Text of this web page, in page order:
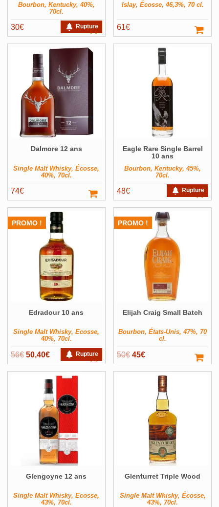
Rupture
Bourbon, Kentucky, 40%,
70cl.
30€
Islay, Écosse, 46,3%, 70 cl.
61€
Dalmore 12 ans
Single Malt Whisky, Écosse,
40%, 70cl.
74€ Rupture
Eagle Rare Single Barrel
10 ans
Bourbon, Kentucky, 45%,
70cl.
48€
PROMO !
Rupture
Edradour 10 ans
Single Malt Whisky, Ecosse,
40%, 70cl.
56€ Le
prix
50,40€Le
prix
actuel
est :
50,40€.
PROMO !
Elijah Craig Small Batch
Bourbon, États-Unis, 47%, 70
cl.
50€ Le
prix
45€Le
prix
actuel
est :
45€.
Glengoyne 12 ans
Single Malt Whisky, Ecosse,
43%, 70cl.
Glenturret Triple Wood
Single Malt Whisky, Écosse,
43%, 70cl.